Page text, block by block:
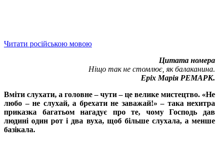
Читати російською мовою
Цитата номера
Ніщо так не стомлює, як балаканина.
Еріх Марія РЕМАРК.
Вміти слухати, а головне – чути – це велике мистецтво. «Не
любо – не слухай, а брехати не заважай!» – така нехитра
приказка багатьом нагадує про те, чому Господь дав
людині один рот і два вуха, щоб більше слухала, а менше
базікала.